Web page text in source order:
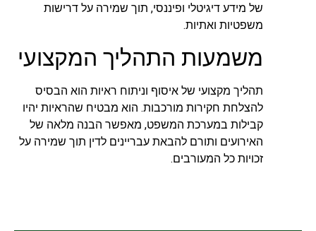
של מידע דיגיטלי ופיננסי, תוך שמירה על דרישות
משפטיות ואתיות.
משמעות התהליך המקצועי
תהליך מקצועי של איסוף וניתוח ראיות הוא הבסיס
להצלחת חקירות מורכבות. הוא מבטיח שהראיות יהיו
קבילות במערכת המשפט, מאפשר הבנה מלאה של
האירועים ותורם להבאת עבריינים לדין תוך שמירה על
זכויות כל המעורבים.